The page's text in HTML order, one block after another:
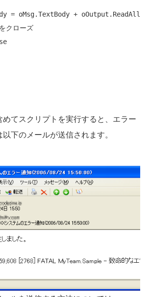
クローズ
てスクリプトを実行すると、エラー
下のメールが送信されます。